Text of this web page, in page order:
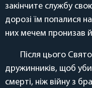
закінчите службу
дорозі їм попалися
них мечем пронизав
Після цього
дружинників, щоб
смерті, ніж війну з